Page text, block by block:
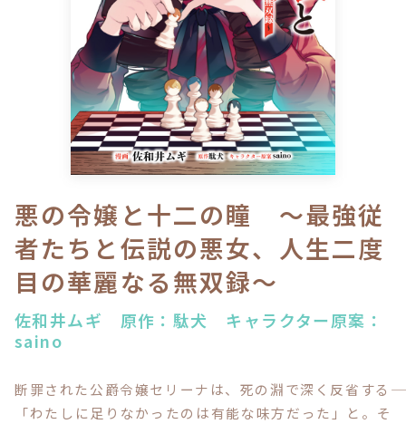
コミックガルド
コミッククリエ
リキューレ
コミックパルフェ
コミックエッセイ
悪の令嬢と十二の瞳 ～最強従
者たちと伝説の悪女、人生二度
目の華麗なる無双録～
佐和井ムギ 原作：駄犬 キャラクター原案：
saino
断罪された公爵令嬢セリーナは、死の淵で深く反省する――
「わたしに足りなかったのは有能な味方だった」と。そ